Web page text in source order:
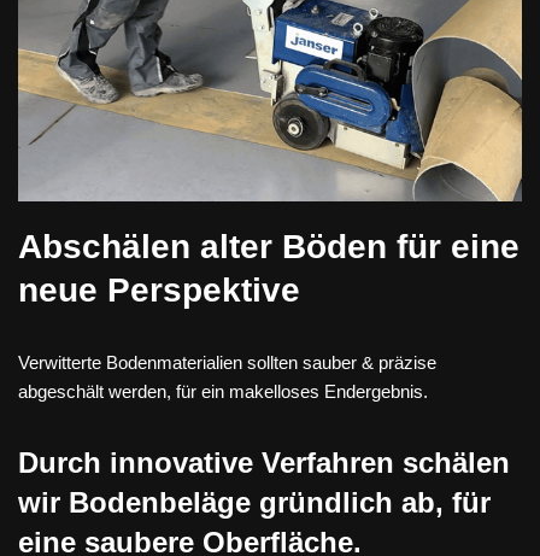
Abschälen alter Böden für eine
neue Perspektive
Verwitterte Bodenmaterialien sollten sauber & präzise
abgeschält werden, für ein makelloses Endergebnis.
Durch innovative Verfahren schälen
wir Bodenbeläge gründlich ab, für
eine saubere Oberfläche.